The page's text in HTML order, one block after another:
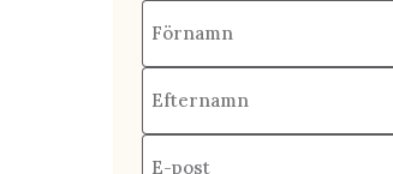
Förnamn
Efternamn
E-post